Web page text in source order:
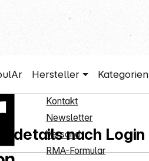
Hersteller Kategorien
nach Login
Kontakt
Newsletter
Versand
RMA-Formular